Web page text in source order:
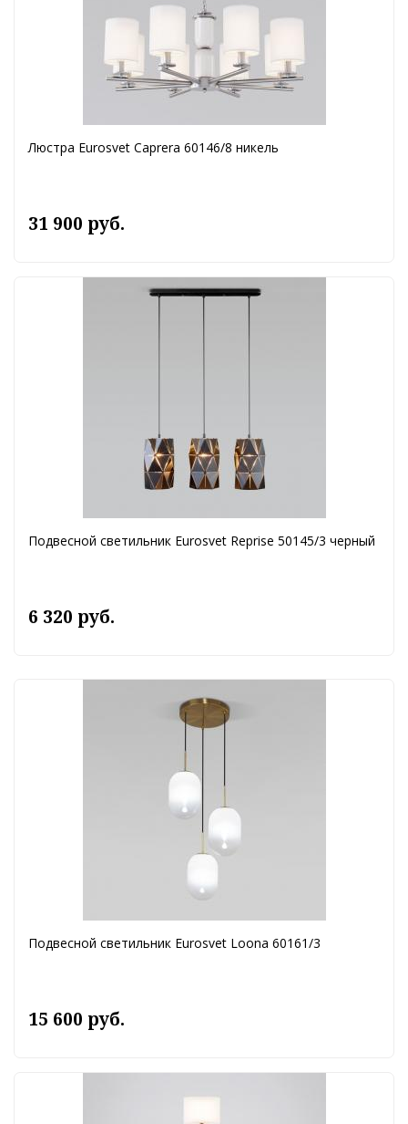
Люстра Eurosvet Caprera 60146/8 никель
31 900 руб.
Подвесной светильник Eurosvet Reprise 50145/3 черный
6 320 руб.
Подвесной светильник Eurosvet Loona 60161/3
15 600 руб.